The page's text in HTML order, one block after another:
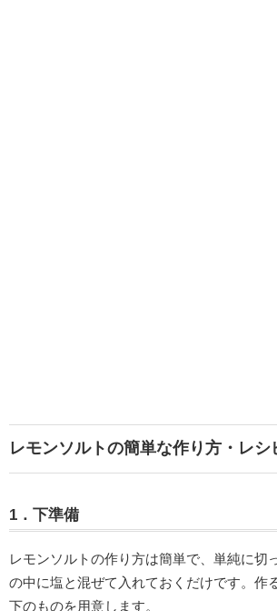
レモンソルトの簡単な作り方・レシ
1．下準備
レモンソルトの作り方は簡単で、単純に切
の中に塩と混ぜて入れておくだけです。作
下のものを用意します。